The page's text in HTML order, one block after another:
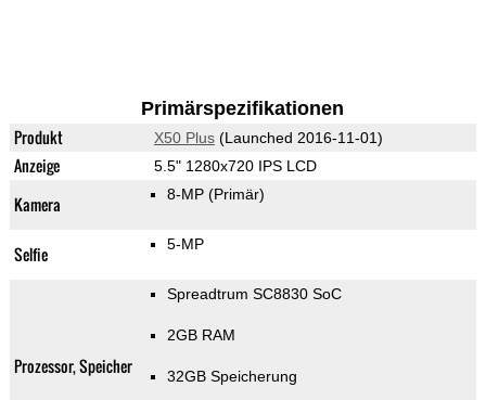
Primärspezifikationen
Produkt X50 Plus(Launched 2016-11-01)
Anzeige 5.5" 1280x720 IPS LCD
Kamera 8-MP (Primär)
Selfie 5-MP
Prozessor, Speicher
Spreadtrum SC8830 SoC
2GB RAM
32GB Speicherung